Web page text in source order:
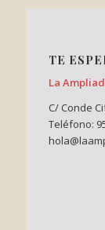
TE
La
C/ Conde
Teléfono: